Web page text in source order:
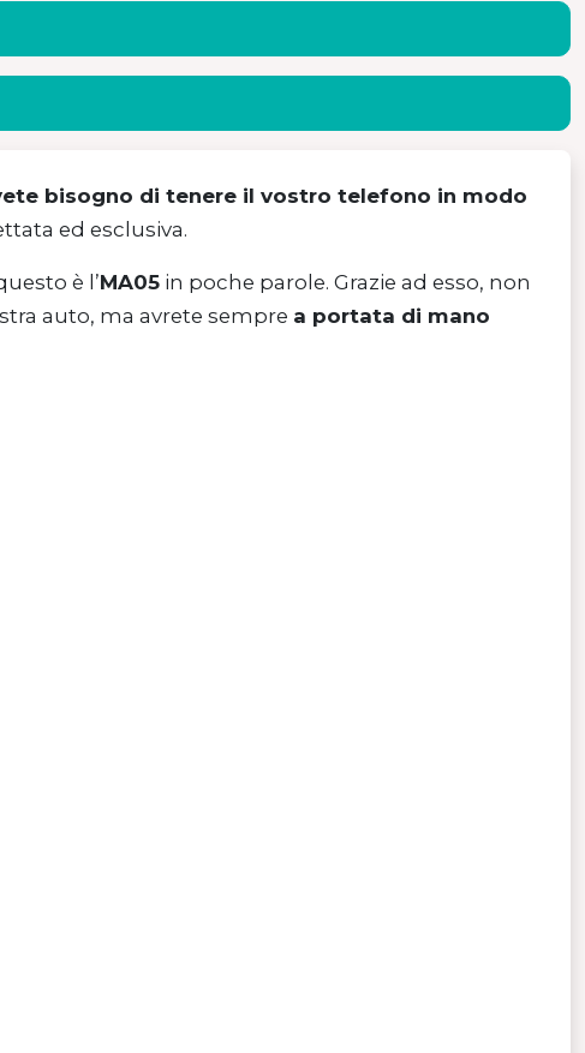
bisogno di tenere il vostro telefono in modo
ed esclusiva.
è l’MA05 in poche parole. Grazie ad esso, non
auto, ma avrete sempre a portata di mano